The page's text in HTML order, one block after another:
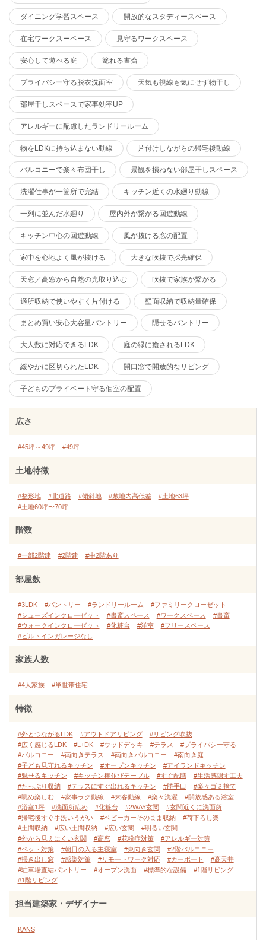
ダイニング学習スペース 開放的なスタディースペース
在宅ワークスーペース 見守るワークスペース
安心して遊べる庭 篭れる書斎
プライバシー守る脱衣洗面室 天気も視線も気にせず物干し
部屋干しスペースで家事効率UP
アレルギーに配慮したランドリールーム
物をLDKに持ち込まない動線 片付けしながらの帰宅後動線
バルコニーで楽々布団干し 景観を損ねない部屋干しスペース
洗濯仕事が一箇所で完結 キッチン近くの水廻り動線
一列に並んだ水廻り 屋内外が繋がる回遊動線
キッチン中心の回遊動線 風が抜ける窓の配置
家中を心地よく風が抜ける 大きな吹抜で採光確保
天窓／高窓から自然の光取り込む 吹抜で家族が繋がる
適所収納で使いやすく片付ける 壁面収納で収納量確保
まとめ買い安心大容量パントリー 隠せるパントリー
大人数に対応できるLDK 庭の緑に癒されるLDK
緩やかに区切られたLDK 開口窓で開放的なリビング
子どものプライベート守る個室の配置
広さ
#45坪～49坪 #49坪
土地特徴
#整形地 #北道路 #傾斜地 #敷地内高低差
#土地63坪
#土地60坪〜70坪
階数
#一部2階建 #2階建 #中2階あり
部屋数
#3LDK #パントリー #ランドリールーム
#ファミリークローゼット
#シューズインクローゼット
#書斎スペース #ワークスペース
#書斎
#ウォークインクローゼット
#化粧台 #洋室
#フリースペース
#ビルトインガレージなし
家族人数
#4人家族 #単世帯住宅
特徴
#外とつながるLDK #アウトドアリビング
#リビング吹抜
#広く感じるLDK
#L+DK #ウッドデッキ #テラス
#プライバシー守る
#バルコニー
#南向きテラス #南向きバルコニー
#南向き庭
#子ども見守れるキッチン
#オープンキッチン
#アイランドキッチン
#魅せるキッチン
#キッチン横並びテーブル #すぐ配膳
#生活感隠す工夫
#たっぷり収納
#テラスにすぐ出れるキッチン #勝手口
#楽々ゴミ捨て
#眺め楽しむ
#家事ラク動線 #来客動線 #楽々洗濯
#開放感ある浴室
#浴室1坪
#洗面所広め #化粧台 #2WAY玄関
#玄関近くに洗面所
#帰宅後すぐ手洗いうがい
#ベビーカーそのまま収納
#荷下ろし楽
#土間収納
#広い土間収納 #広い玄関
#明るい玄関
#外から見えにくい玄関
#高窓 #花粉症対策
#アレルギー対策
#ペット対策
#朝日の入る主寝室 #東向き玄関
#2階バルコニー
#掃き出し窓
#感染対策 #リモートワーク対応 #カーポート
#高天井
#駐車場直結パントリー
#オープン洗面 #標準的な設備
#1階リビング
#1階リビング
担当建築家・デザイナー
KANS